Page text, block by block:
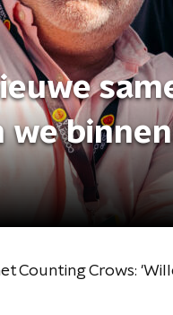
we
Counting Crows: